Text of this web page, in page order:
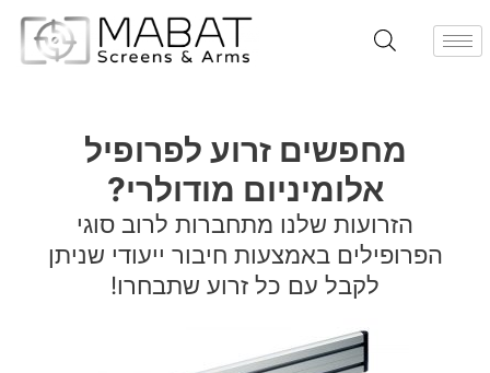
מחפשים זרוע לפרופיל
אלומיניום מודולרי?
הזרועות שלנו מתחברות לרוב סוגי
הפרופילים באמצעות חיבור ייעודי שניתן
לקבל עם כל זרוע שתבחרו!